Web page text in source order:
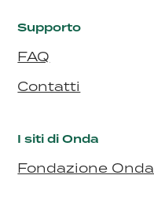
Supporto
FAQ
Contatti
I siti di Onda
Fondazione Onda